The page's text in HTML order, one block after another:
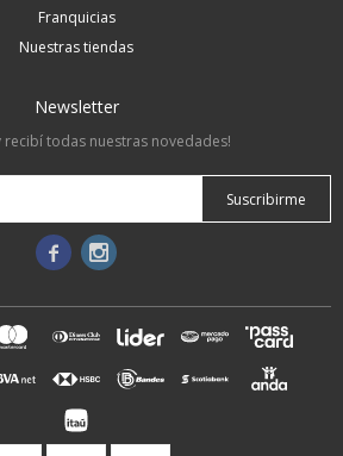
Franquicias
Nuestras tiendas
Newsletter
recibí todas nuestras novedades!
Suscribirme
 